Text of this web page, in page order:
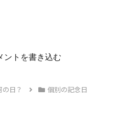
ントを書き込む
日？ 個別の記念日